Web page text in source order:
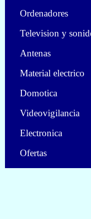
Ordenadores
Television y
Antenas
Material electrico
Domotica
Videovigilancia
Electronica
Ofertas